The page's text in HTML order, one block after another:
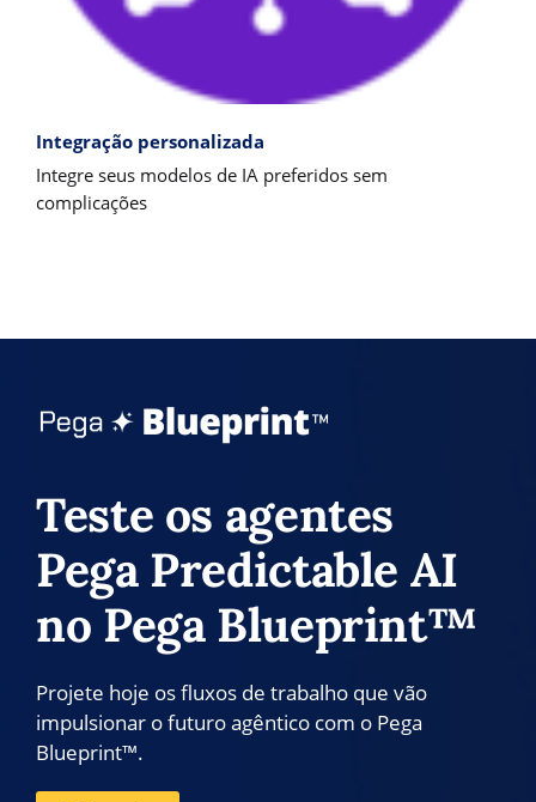
Integração personalizada
Integre seus modelos de IA preferidos sem
complicações
Teste os agentes
Pega Predictable AI
no Pega Blueprint™
Projete hoje os fluxos de trabalho que vão
impulsionar o futuro agêntico com o Pega
Blueprint™.